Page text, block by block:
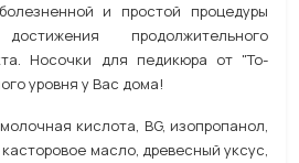
и простой процедуры
продолжительного
Носочки для педикюра от "To-
уровня у Вас дома!
кислота, BG, изопропанол,
масло, древесный уксус,